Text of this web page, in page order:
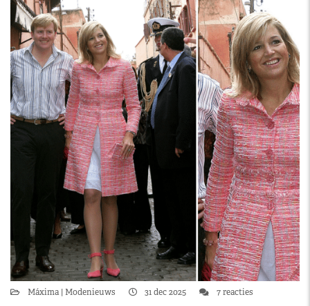
Máxima Modenieuws 31 dec 2025 7 reacties